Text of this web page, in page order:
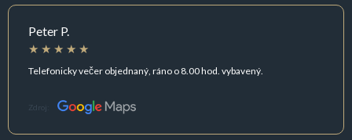
Peter P.
Telefonicky večer objednaný, ráno o 8.00 hod. vybavený.
Zdroj: